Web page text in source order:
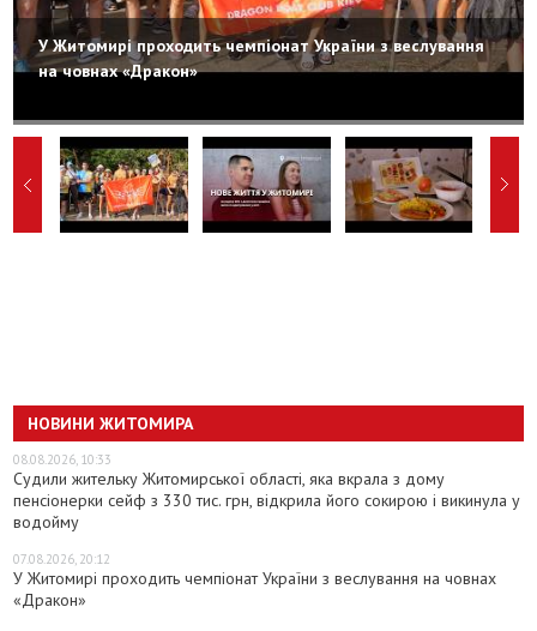
У Житомирі проходить чемпіонат України з веслування
на човнах «Дракон»
НОВИНИ ЖИТОМИРА
08.08.2026, 10:33
Судили жительку Житомирської області, яка вкрала з дому
пенсіонерки сейф з 330 тис. грн, відкрила його сокирою і викинула у
водойму
07.08.2026, 20:12
У Житомирі проходить чемпіонат України з веслування на човнах
«Дракон»